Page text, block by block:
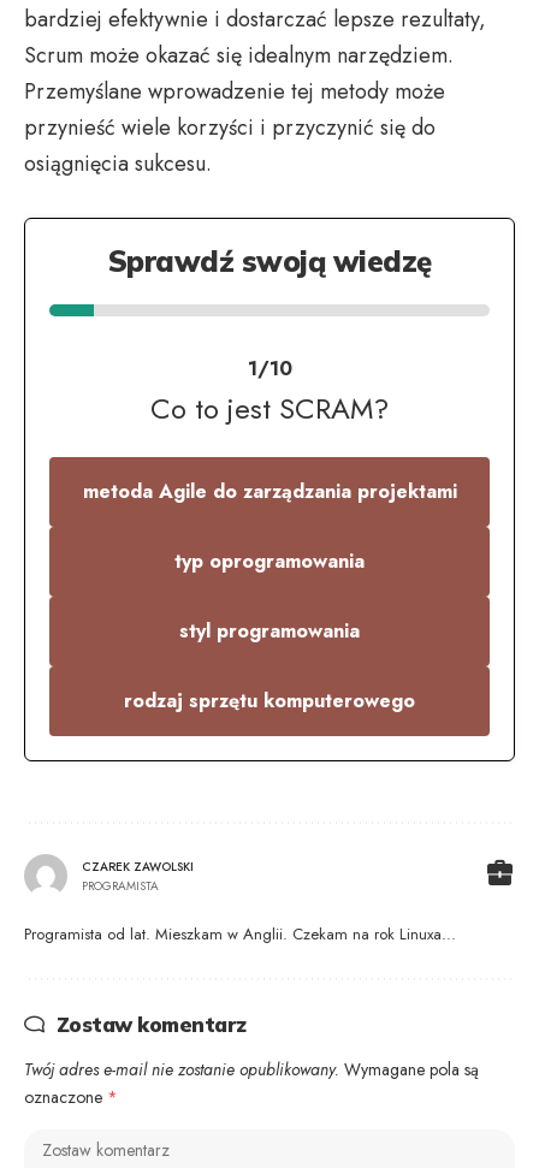
bardziej efektywnie i dostarczać lepsze rezultaty,
Scrum może okazać się idealnym narzędziem.
Przemyślane wprowadzenie tej metody może
przynieść wiele korzyści i przyczynić się do
osiągnięcia sukcesu.
Sprawdź swoją wiedzę
1/10
Co to jest SCRAM?
metoda Agile do zarządzania projektami
typ oprogramowania
styl programowania
rodzaj sprzętu komputerowego
CZAREK ZAWOLSKI
PROGRAMISTA
Programista od lat. Mieszkam w Anglii. Czekam na rok Linuxa...
Zostaw komentarz
Twój adres e-mail nie zostanie opublikowany. Wymagane pola są
oznaczone *